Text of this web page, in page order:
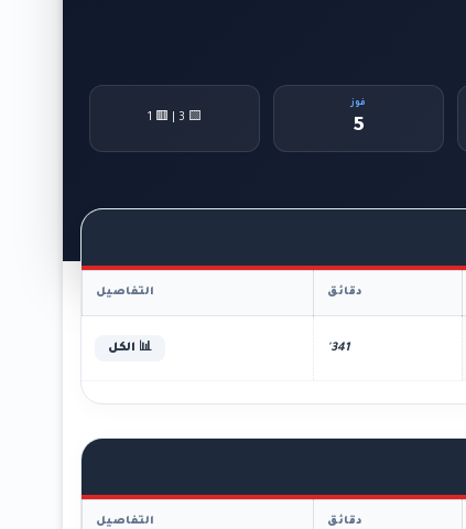
فوز
5
🟨 3 | 🟥 1
دقائق التفاصيل
341' 📊 الكل
دقائق التفاصيل